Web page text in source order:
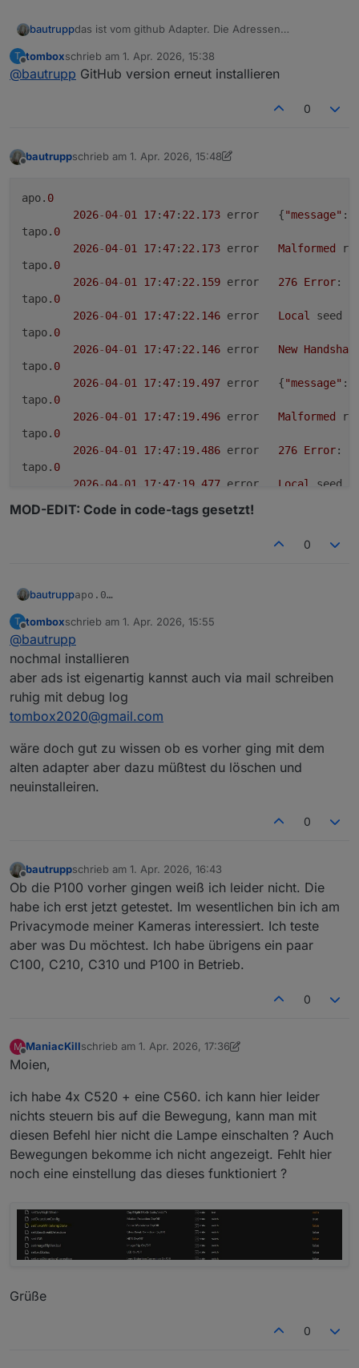
bautruppdas ist vom github Adapter. Die Adressen
T
Offline
tomboxschrieb am 1. Apr. 2026, 15:38
zuletzt editiert von
@bautrupp GitHub version erneut installieren
0
bautruppschrieb am 1. Apr. 2026, 15:48
zuletzt editiert von Homoran4. Jan. 2026, 17:51
apo. 0
2026-04-01 17:47: 22.173
	error	{
"message" :
tapo. 0
2026-04-01 17:47: 22.173 Malformed
tapo. 0
2026-04-01 17:47: 22.159 276 Error:
tapo. 0
2026-04-01 17:47: 22.146 Local
seed
tapo. 0
2026-04-01 17:47: 22.146 New
tapo. 0
2026-04-01 17:47: 19.497
	error	{
"message" :
tapo. 0
2026-04-01 17:47: 19.496 Malformed
tapo. 0
2026-04-01 17:47: 19.486 276 Error:
tapo. 0
2026-04-01 17:47: 19.477 Local
seed
2026-04 -01 17:47:19.476
	error
Please set
MOD-EDIT: Code in code-tags gesetzt!
0
bautruppapo.0
tapo.0
2026-04-01 17:47:22.173	error
tapo.0
2026-04-01 17:47:22.159	error	276
tapo.0
2026-04-01 17:47:22.146	error	Local seed
tapo.0
tapo.0
2026-04-01 17:47:19.497	error
2026-04-01 17:47:19.496	error
2026-04-01 17:47:19.486	error	276
tapo.0
2026-04-01 17:47:19.476	error	New
MOD-EDIT: Code in code-tags gesetzt!
T
Offline
tomboxschrieb am 1. Apr. 2026, 15:55
zuletzt editiert von
@bautrupp
nochmal installieren
aber ads ist eigenartig kannst auch via mail schreiben
ruhig mit debug log
tombox2020@gmail.com
wäre doch gut zu wissen ob es vorher ging mit dem
alten adapter aber dazu müßtest du löschen und
neuinstalleiren.
0
Offline
bautruppschrieb am 1. Apr. 2026, 16:43
zuletzt editiert von
Ob die P100 vorher gingen weiß ich leider nicht. Die
habe ich erst jetzt getestet. Im wesentlichen bin ich am
Privacymode meiner Kameras interessiert. Ich teste
aber was Du möchtest. Ich habe übrigens ein paar
C100, C210, C310 und P100 in Betrieb.
0
M
Offline
ManiacKillschrieb am 1. Apr. 2026, 17:36
zuletzt editiert von ManiacKill4. Jan. 2026, 19:38
Moien,
ich habe 4x C520 + eine C560. ich kann hier leider
nichts steuern bis auf die Bewegung, kann man mit
diesen Befehl hier nicht die Lampe einschalten ? Auch
Bewegungen bekomme ich nicht angezeigt. Fehlt hier
noch eine einstellung das dieses funktioniert ?
Grüße
0